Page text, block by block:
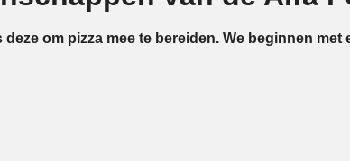
om pizza mee te bereiden. We beginnen